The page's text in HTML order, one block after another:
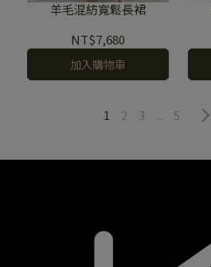
羊毛混紡寬鬆長裙
NT$7,680
加入購物車
1 2 3 ... 5